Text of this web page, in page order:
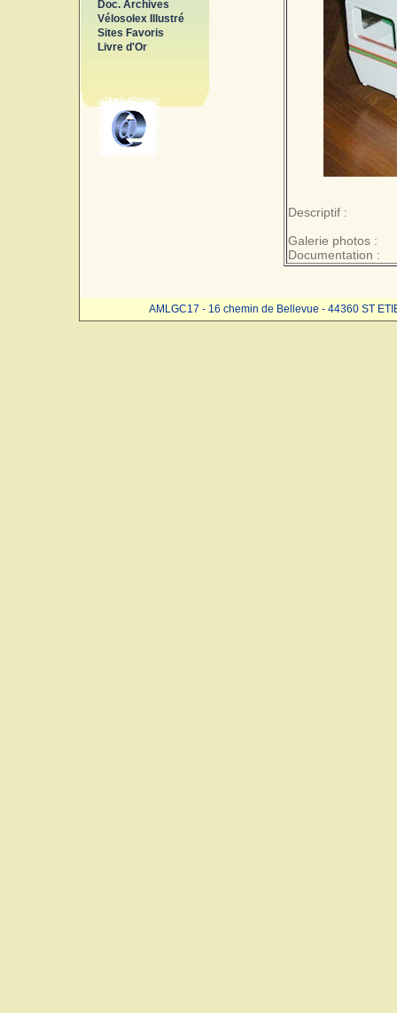
Doc. Archives
Vélosolex Illustré
Sites Favoris
Livre d'Or
Descriptif :
Galerie photos :
Documentation :
AMLGC17 - 16 chemin de Bellevue - 44360 ST